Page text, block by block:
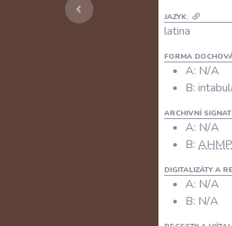
JAZYK:
latina
FORMA
A: N/A
B:
ARCHIVNÍ
A: N/A
B: AHMP
DIGITALIZÁTY A
A: N/A
B: N/A